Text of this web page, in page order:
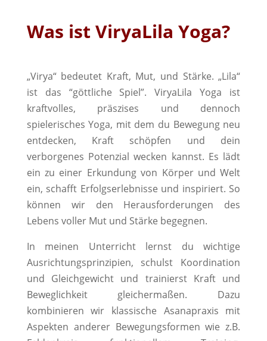
Was ist ViryaLila Yoga?
„Virya“ bedeutet Kraft, Mut, und Stärke. „Lila“
ist das “göttliche Spiel”. ViryaLila Yoga ist
kraftvolles, präszises und dennoch
spielerisches Yoga, mit dem du Bewegung neu
entdecken, Kraft schöpfen und dein
verborgenes Potenzial wecken kannst. Es lädt
ein zu einer Erkundung von Körper und Welt
ein, schafft Erfolgserlebnisse und inspiriert. So
können wirden Herausforderungen des
Lebens voller Mut und Stärke begegnen.
In meinen Unterricht lernst du wichtige
Ausrichtungsprinzipien, schulst Koordination
und Gleichgewicht und trainierst Kraft und
Beweglichkeit gleichermaßen. Dazu
kombinieren wir klassische Asanapraxis mit
Aspekten anderer Bewegungsformen wie z.B.